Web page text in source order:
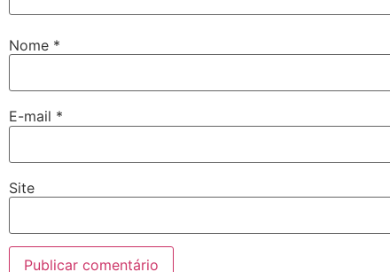
Nome *
E-mail *
Site